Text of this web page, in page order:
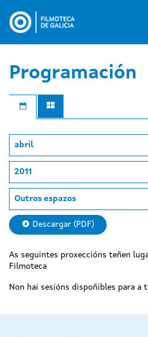
contido
Programación
abril
2011
Outros espazos
Descargar (PDF)
As seguintes proxeccións teñen
Filmoteca
Non hai sesións dispoñibles para a